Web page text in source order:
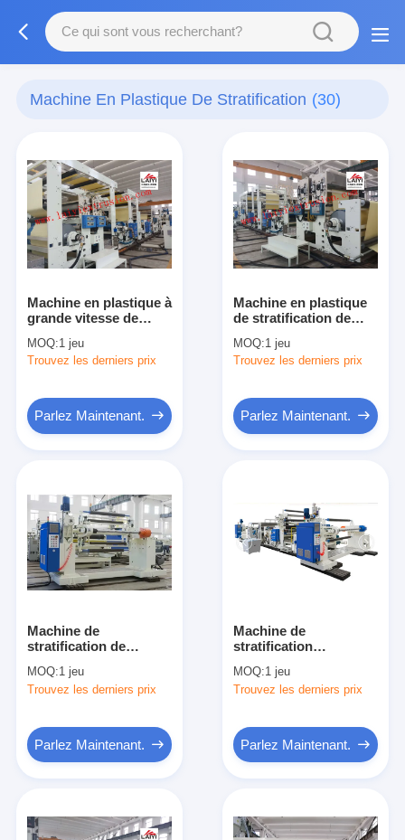
Machine En Plastique De Stratification (30)
Machine en plastique à
grande vitesse de
MOQ:1 jeu
Trouvez les derniers prix
Parlez Maintenant.
Machine en plastique
de stratification de
protecteurs
MOQ:1 jeu
Trouvez les derniers prix
Parlez Maintenant.
Machine de
stratification de
machine de PE de
feuille en plastique
MOQ:1 jeu
Trouvez les derniers prix
Parlez Maintenant.
Machine de
stratification
de PE, machine de
stratification de
MOQ:1 jeu
Trouvez les derniers prix
Parlez Maintenant.